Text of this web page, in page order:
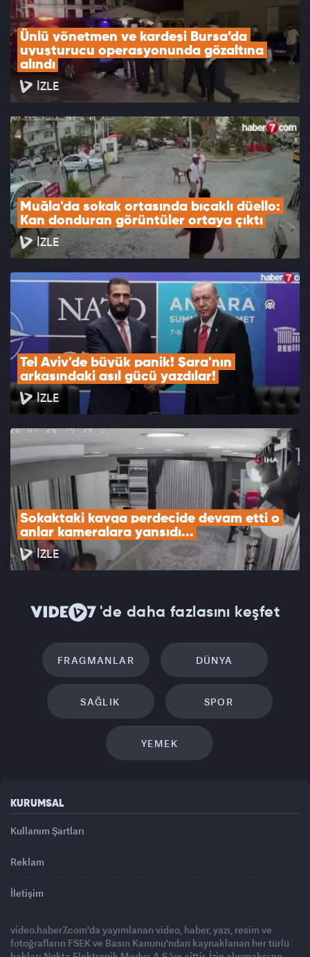
Ünlü yönetmen ve kardeşi Bursa’da
uyuşturucu operasyonunda gözaltına
alındı
İZLE
Muğla'da sokak ortasında bıçaklı düello:
Kan donduran görüntüler ortaya çıktı
İZLE
Tel Aviv'de büyük panik! Şara'nın
arkasındaki asıl gücü yazdılar!
İZLE
Sokaktaki kavga perdecide devam etti o
anlar kameralara yansıdı...
İZLE
'de daha fazlasını keşfet
FRAGMANLAR DÜNYA
SAĞLIK SPOR
YEMEK
KURUMSAL
Kullanım Şartları
Reklam
İletişim
video.haber7.com'da yayımlanan video, haber, yazı, resim ve
fotoğrafların FSEK ve Basın Kanunu'ndan kaynaklanan her türlü